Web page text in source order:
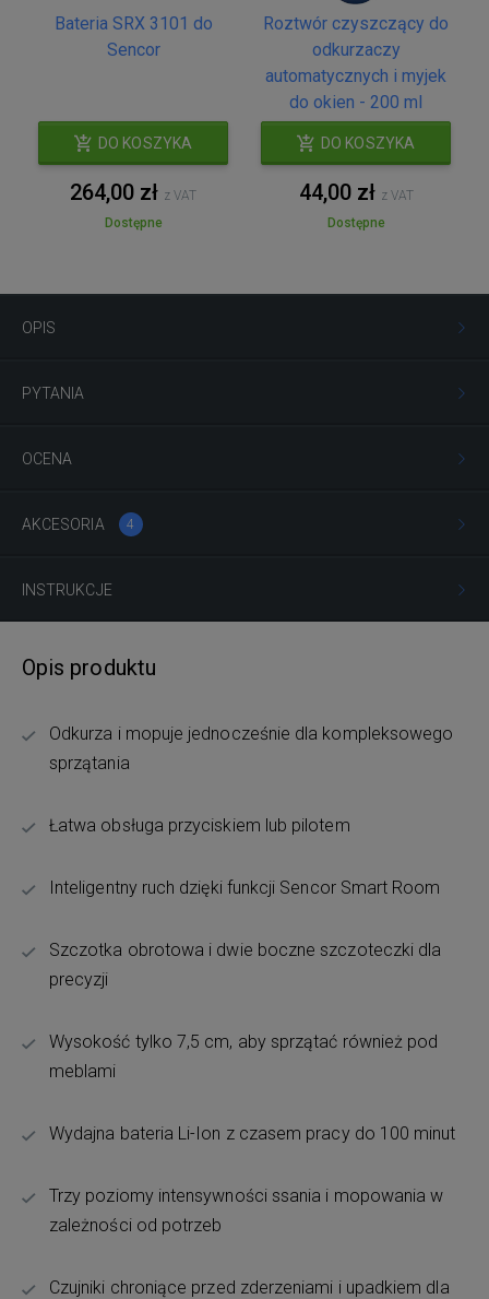
Bateria SRX 3101 do
Sencor
DO KOSZYKA
264,00 zł z VAT
Dostępne
Roztwór czyszczący do
odkurzaczy
automatycznych i myjek
do okien - 200 ml
DO KOSZYKA
44,00 zł z VAT
Dostępne
OPIS
PYTANIA
OCENA
AKCESORIA 4
INSTRUKCJE
Opis produktu
Odkurza i mopuje jednocześnie dla kompleksowego
sprzątania
Łatwa obsługa przyciskiem lub pilotem
Inteligentny ruch dzięki funkcji Sencor Smart Room
Szczotka obrotowa i dwie boczne szczoteczki dla
precyzji
Wysokość tylko 7,5 cm, aby sprzątać również pod
meblami
Wydajna bateria Li-Ion z czasem pracy do 100 minut
Trzy poziomy intensywności ssania i mopowania w
zależności od potrzeb
Czujniki chroniące przed zderzeniami i upadkiem dla